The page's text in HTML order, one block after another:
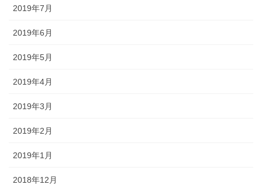
2019年7月
2019年6月
2019年5月
2019年4月
2019年3月
2019年2月
2019年1月
2018年12月